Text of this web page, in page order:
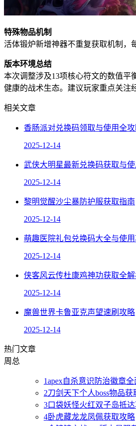
特殊物品机制
活体锻炉新增神器不重复获取机制，
版本环境总结
本次调整涉及13项核心符文的数值平
健康的战术生态。建议玩家重点关注
相关文章
香肠派对兑换码领取与使用全
2025-12-14
武侠大明星最新兑换码获取与
2025-12-14
黎明觉醒沙尘暴防护服获取指南
2025-12-14
萌趣医院礼包兑换码大全与使
2025-12-14
侠客风云传杜康鸡神功获取全
2025-12-14
魔兽世界卡鲁亚克声望速刷攻略
2025-12-14
热门文章
周 总
1apex自杀意识防治徽章
2刀剑天下个人boss物品获
3口袋妖怪火红双子岛抵
4卧虎藏龙龙凤佩获取攻略